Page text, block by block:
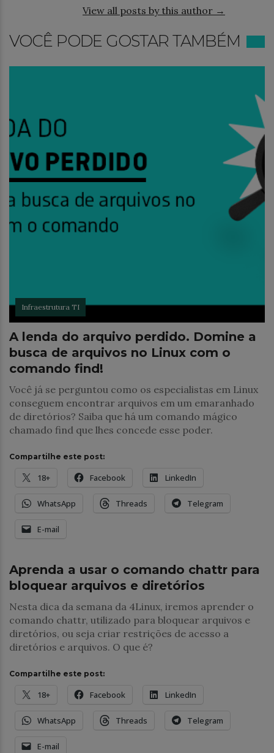
View all posts by this author →
VOCÊ PODE GOSTAR TAMBÉM
Infraestrutura TI
A lenda do arquivo perdido. Domine a
busca de arquivos no Linux com o
comando find!
Você já se perguntou como os especialistas em Linux
conseguem encontrar arquivos em um emaranhado
de diretórios? Saiba que há um comando mágico
chamado find que lhes concede esse poder.
Compartilhe este post:
18+ Facebook LinkedIn
WhatsApp Threads Telegram
E-mail
Infraestrutura TI
Aprenda a usar o comando chattr para
bloquear arquivos e diretórios
Nesta dica da semana da 4Linux, iremos aprender o
comando chattr, utilizado para bloquear arquivos e
diretórios, ou seja criar restrições de acesso a
diretórios e arquivos. O que é?
Compartilhe este post:
18+ Facebook LinkedIn
WhatsApp Threads Telegram
E-mail